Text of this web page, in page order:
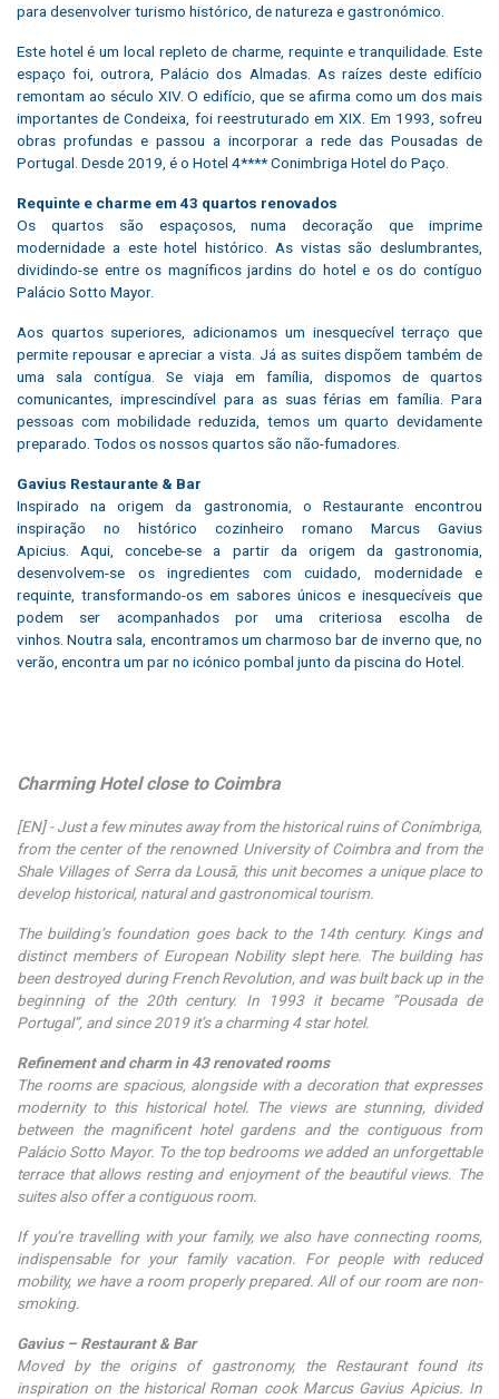
para desenvolver turismo histórico, de natureza e gastronómico.
Este hotel é um local repleto de charme, requinte e tranquilidade. Este
espaço foi, outrora, Palácio dos Almadas. As raízes deste edifício
remontam ao século XIV. O edifício, que se afirma como um dos mais
importantes de Condeixa, foi reestruturado em XIX. Em 1993, sofreu
obras profundas e passou a incorporar a rede das Pousadas de
Portugal. Desde 2019, é o Hotel 4**** Conimbriga Hotel do Paço.
Requinte e charme em 43 quartos renovados
Os quartos são espaçosos, numa decoração que imprime
modernidade a este hotel histórico. As vistas são deslumbrantes,
dividindo-se entre os magníficos jardins do hotel e os do contíguo
Palácio Sotto Mayor.
Aos quartos superiores, adicionamos um inesquecível terraço que
permite repousar e apreciar a vista. Já as suites dispõem também de
uma sala contígua. Se viaja em família, dispomos de quartos
comunicantes, imprescindível para as suas férias em família. Para
pessoas com mobilidade reduzida, temos um quarto devidamente
preparado. Todos os nossos quartos são não-fumadores.
Gavius Restaurante & Bar
Inspirado na origem da gastronomia, o Restaurante encontrou
inspiração no histórico cozinheiro romano Marcus Gavius
Apicius. Aqui, concebe-se a partir da origem da gastronomia,
desenvolvem-se os ingredientes com cuidado, modernidade e
requinte, transformando-os em sabores únicos e inesquecíveis que
podem ser acompanhados por uma criteriosa escolha de
vinhos. Noutra sala, encontramos um charmoso bar de inverno que, no
verão, encontra um par no icónico pombal junto da piscina do Hotel.
Charming Hotel close to Coimbra
[EN] - Just a few minutes away from the historical ruins of Conímbriga,
from the center of the renowned University of Coimbra and from the
Shale Villages of Serra da Lousã, this unit becomes a unique place to
develop historical, natural and gastronomical tourism.
The building’s foundation goes back to the 14th century. Kings and
distinct members of European Nobility slept here. The building has
been destroyed during French Revolution, and was built back up in the
beginning of the 20th century. In 1993 it became “Pousada de
Portugal”, and since 2019 it’s a charming 4 star hotel.
Refinement and charm in 43 renovated rooms
The rooms are spacious, alongside with a decoration that expresses
modernity to this historical hotel. The views are stunning, divided
between the magnificent hotel gardens and the contiguous from
Palácio Sotto Mayor. To the top bedrooms we added an unforgettable
terrace that allows resting and enjoyment of the beautiful views. The
suites also offer a contiguous room.
If you’re travelling with your family, we also have connecting rooms,
indispensable for your family vacation. For people with reduced
mobility, we have a room properly prepared. All of our room are non-
smoking.
Gavius – Restaurant & Bar
Moved by the origins of gastronomy, the Restaurant found its
inspiration on the historical Roman cook Marcus Gavius Apicius. In